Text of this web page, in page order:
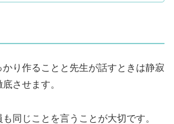
り作ることと先生が話すときは静寂
させます。
同じことを言うことが大切です。